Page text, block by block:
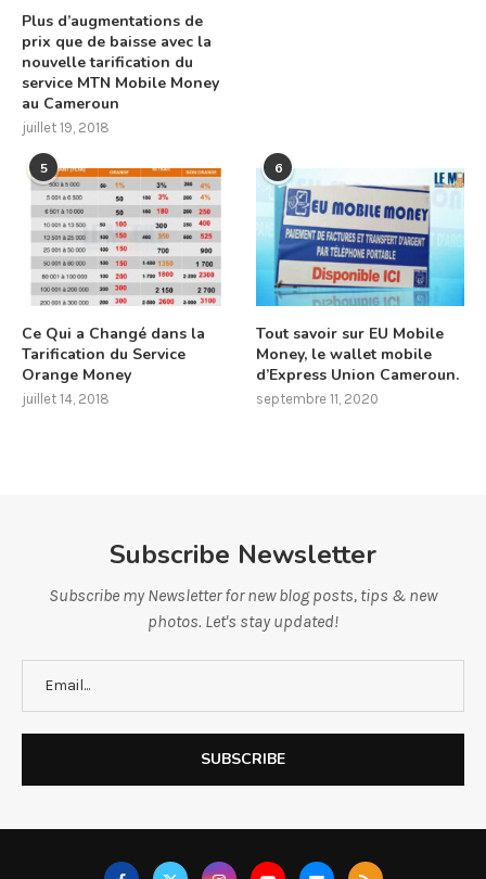
Plus d’augmentations de
prix que de baisse avec la
nouvelle tarification du
service MTN Mobile Money
au Cameroun
juillet 19, 2018
5
Ce Qui a Changé dans la
Tarification du Service
Orange Money
juillet 14, 2018
6
Tout savoir sur EU Mobile
Money, le wallet mobile
d’Express Union Cameroun.
septembre 11, 2020
Subscribe Newsletter
Subscribe my Newsletter for new blog posts, tips & new
photos. Let's stay updated!